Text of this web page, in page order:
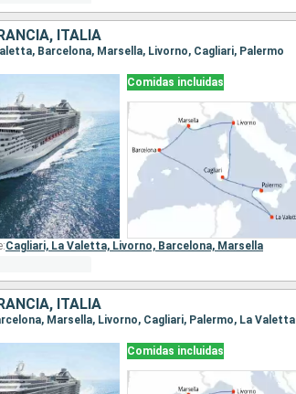
ITALIA
Barcelona, Marsella, Livorno, Cagliari, Palermo
Comidas incluidas
Cagliari, La Valetta, Livorno, Barcelona, Marsella
ITALIA
Marsella, Livorno, Cagliari, Palermo, La Valetta
Comidas incluidas